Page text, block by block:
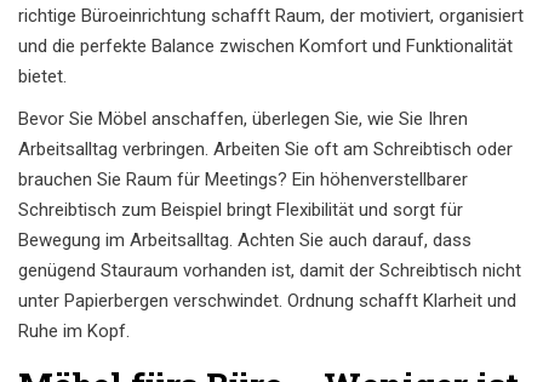
richtige Büroeinrichtung schafft Raum, der motiviert, organisiert
und die perfekte Balance zwischen Komfort und Funktionalität
bietet.
Bevor Sie Möbel anschaffen, überlegen Sie, wie Sie Ihren
Arbeitsalltag verbringen. Arbeiten Sie oft am Schreibtisch oder
brauchen Sie Raum für Meetings? Ein höhenverstellbarer
Schreibtisch zum Beispiel bringt Flexibilität und sorgt für
Bewegung im Arbeitsalltag. Achten Sie auch darauf, dass
genügend Stauraum vorhanden ist, damit der Schreibtisch nicht
unter Papierbergen verschwindet. Ordnung schafft Klarheit und
Ruhe im Kopf.